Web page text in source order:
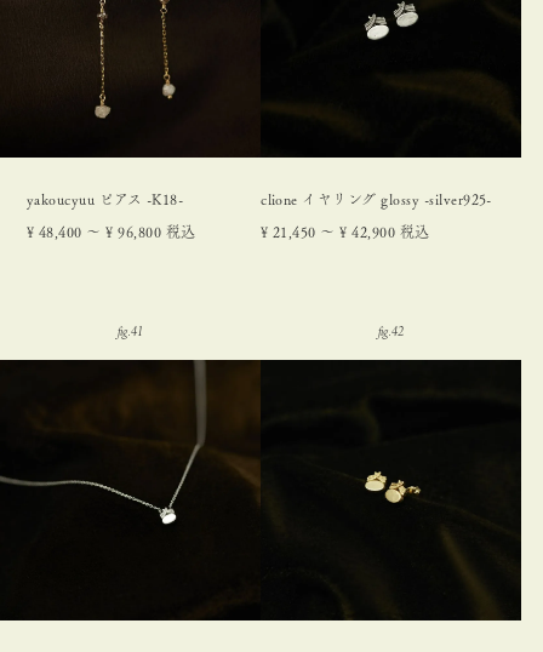
yakoucyuu ピアス -K18-
¥ 48,400 〜 ¥ 96,800 税込
clione イヤリング glossy -silver925-
¥ 21,450 〜 ¥ 42,900 税込